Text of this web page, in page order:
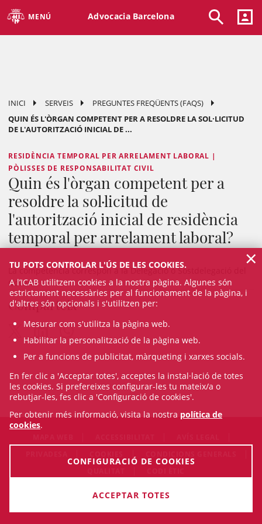
MENÚ Advocacia Barcelona
INICI SERVEIS
PREGUNTES FREQÜENTS (FAQS)
QUIN ÉS L'ÒRGAN COMPETENT PER A RESOLDRE LA SOL·LICITUD
DE L'AUTORITZACIÓ INICIAL DE ...
RESIDÈNCIA TEMPORAL PER ARRELAMENT LABORAL |
PÒLISSES DE RESPONSABILITAT CIVIL
Quin és l'òrgan competent per a
resoldre la sol·licitud de
l'autorització inicial de residència
temporal per arrelament laboral?
La competència correspon a la Delegació o Sostdelegació del
Govern.
Comparteix
© Sat Aug 08 19:28:41 CEST 2026 Il·lustre Col·legi de l'Advocacia
TU POTS CONTROLAR L'ÚS DE LES COOKIES.
A l’ICAB utilitzem cookies a la nostra pàgina. Algunes són
estrictament necessàries per al funcionament de la pàgina, i
d'altres són opcionals i s'utilitzen per:
Mesurar com s'utilitza la pàgina web.
Habilitar la personalització de la pàgina web.
Per a funcions de publicitat, màrqueting i xarxes socials.
En fer clic a 'Acceptar totes', acceptes la instal·lació de totes
les cookies. Si prefereixes configurar-les tu mateix/a o
rebutjar-les, fes clic a 'Configuració de cookies'.
Per obtenir més informació, visita la nostra política de
cookies.
CONFIGURACIÓ DE COOKIES
ACCEPTAR TOTES
×